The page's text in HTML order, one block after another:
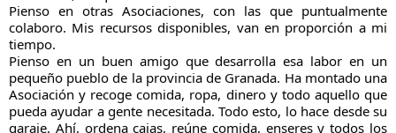
Pienso en otras Asociaciones, con las que puntualmente
colaboro. Mis recursos disponibles, van en proporción a mi
tiempo.
Pienso en un buen amigo que desarrolla esa labor en un
pequeño pueblo de la provincia de Granada. Ha montado una
Asociación y recoge comida, ropa, dinero y todo aquello que
pueda ayudar a gente necesitada. Todo esto, lo hace desde su
garaje. Ahí, ordena cajas, reúne comida, enseres y todos los